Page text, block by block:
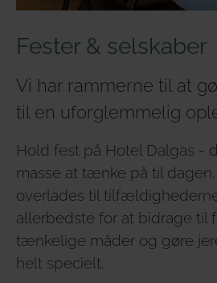
Fester & selskaber
Vi har rammerne til at
til en uforglemmelig
Hold fest på Hotel Dalgas -
masse at tænke på til
overlades til
allerbedste for at bidrage til
tænkelige måder og gøre
helt specielt.